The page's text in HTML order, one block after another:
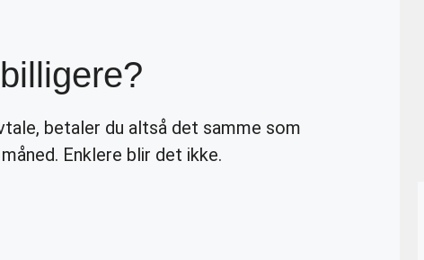
betaler du altså det samme som
Enklere blir det ikke.